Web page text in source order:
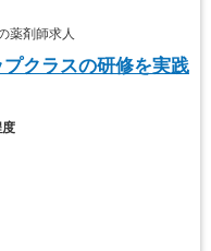
薬剤師求人
プクラスの研修を実践
度